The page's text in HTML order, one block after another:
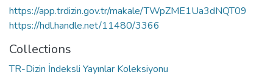
https://app.trdizin.gov.tr/makale/TWpZME1Ua3dNQT09
https://hdl.handle.net/11480/3366
Collections
TR-Dizin İndeksli Yayınlar Koleksiyonu